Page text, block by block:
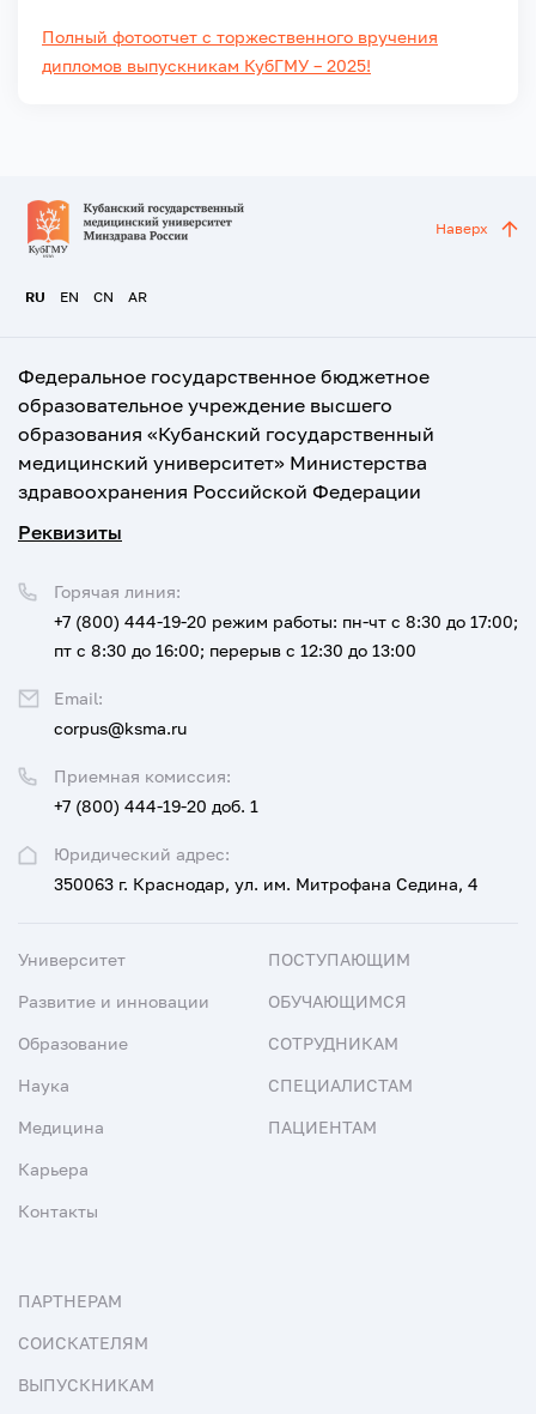
Полный фотоотчет с торжественного вручения
дипломов выпускникам КубГМУ – 2025!
RU EN CN AR
Наверх
Федеральное государственное бюджетное
образовательное учреждение высшего
образования «Кубанский государственный
медицинский университет» Министерства
здравоохранения Российской Федерации
Реквизиты
Юридический адрес:
350063 г. Краснодар, ул. им. Митрофана Седина, 4
Приемная комиссия:
+7 (800) 444-19-20 доб. 1
Горячая линия:
+7 (800) 444-19-20 режим работы: пн-чт с 8:30 до 17:00;
пт с 8:30 до 16:00; перерыв с 12:30 до 13:00
Email:
corpus@ksma.ru
Университет
Развитие и инновации
Образование
Наука
Медицина
Карьера
Контакты
ПОСТУПАЮЩИМ
ОБУЧАЮЩИМСЯ
СОТРУДНИКАМ
СПЕЦИАЛИСТАМ
ПАЦИЕНТАМ
ПАРТНЕРАМ
СОИСКАТЕЛЯМ
ВЫПУСКНИКАМ